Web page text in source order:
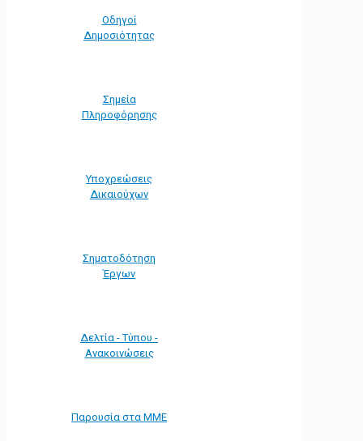
Οδηγοί
Δημοσιότητας
Σημεία
Πληροφόρησης
Υποχρεώσεις
Δικαιούχων
Σηματοδότηση
Έργων
Δελτία - Τύπου -
Ανακοινώσεις
Παρουσία στα ΜΜΕ